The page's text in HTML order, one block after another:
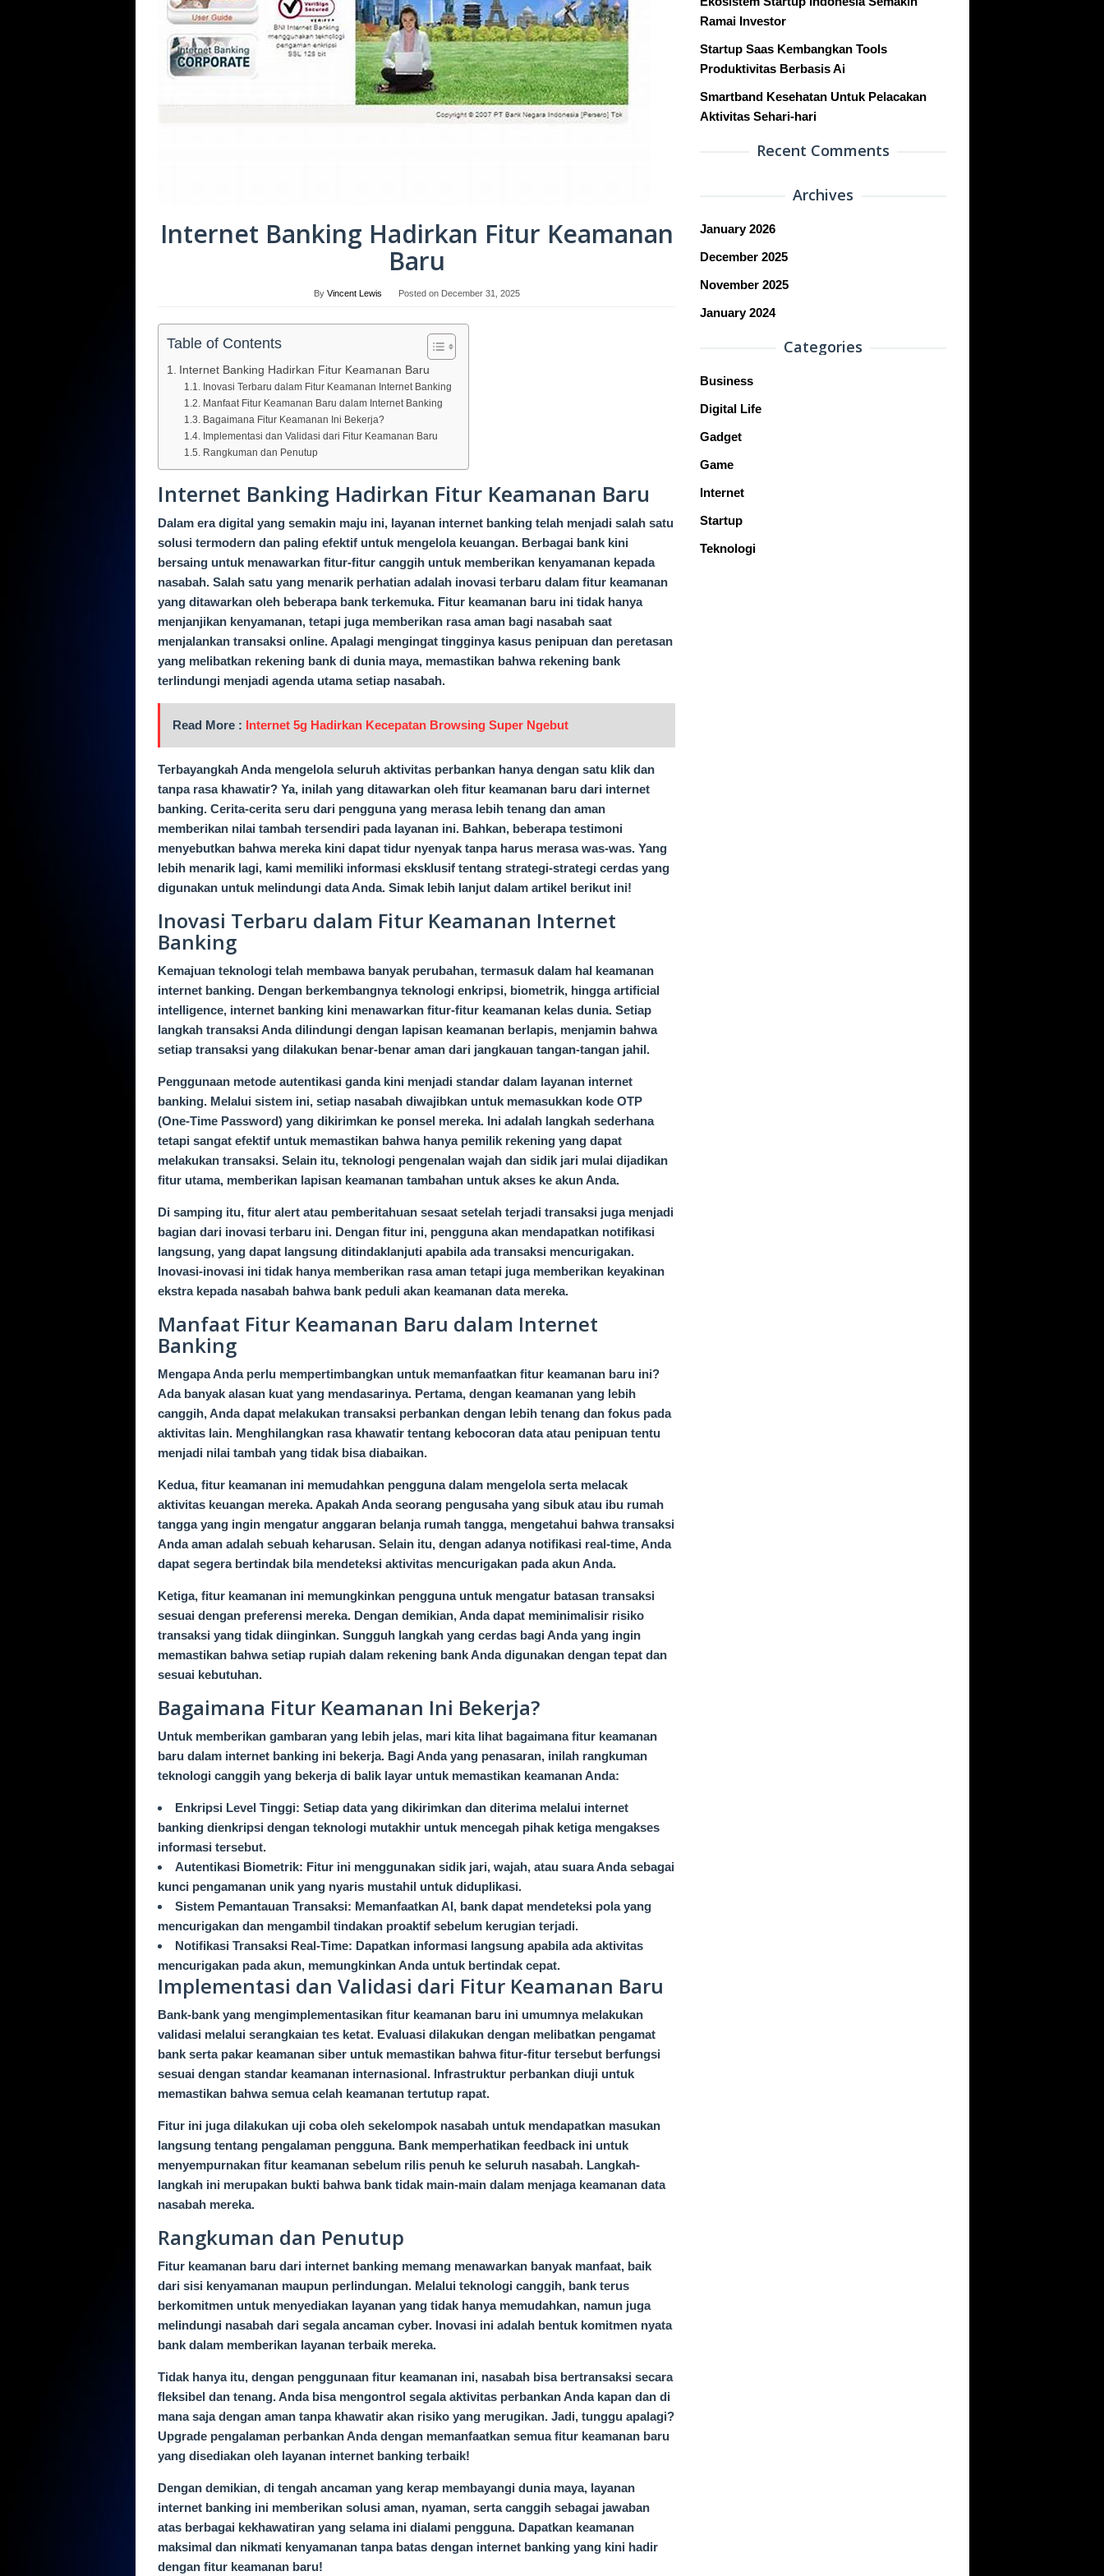
Internet Banking Hadirkan Fitur Keamanan
Baru
By Vincent Lewis Posted on December 31, 2025
Table of Contents
Internet Banking Hadirkan Fitur Keamanan Baru
Inovasi Terbaru dalam Fitur Keamanan Internet Banking
Manfaat Fitur Keamanan Baru dalam Internet Banking
Bagaimana Fitur Keamanan Ini Bekerja?
Implementasi dan Validasi dari Fitur Keamanan Baru
Rangkuman dan Penutup
Internet Banking Hadirkan Fitur Keamanan Baru
Dalam era digital yang semakin maju ini, layanan internet banking telah menjadi salah satu
solusi termodern dan paling efektif untuk mengelola keuangan. Berbagai bank kini
bersaing untuk menawarkan fitur-fitur canggih untuk memberikan kenyamanan kepada
nasabah. Salah satu yang menarik perhatian adalah inovasi terbaru dalam fitur keamanan
yang ditawarkan oleh beberapa bank terkemuka. Fitur keamanan baru ini tidak hanya
menjanjikan kenyamanan, tetapi juga memberikan rasa aman bagi nasabah saat
menjalankan transaksi online. Apalagi mengingat tingginya kasus penipuan dan peretasan
yang melibatkan rekening bank di dunia maya, memastikan bahwa rekening bank
terlindungi menjadi agenda utama setiap nasabah.
Read More : Internet 5g Hadirkan Kecepatan Browsing Super Ngebut
Terbayangkah Anda mengelola seluruh aktivitas perbankan hanya dengan satu klik dan
tanpa rasa khawatir? Ya, inilah yang ditawarkan oleh fitur keamanan baru dari internet
banking. Cerita-cerita seru dari pengguna yang merasa lebih tenang dan aman
memberikan nilai tambah tersendiri pada layanan ini. Bahkan, beberapa testimoni
menyebutkan bahwa mereka kini dapat tidur nyenyak tanpa harus merasa was-was. Yang
lebih menarik lagi, kami memiliki informasi eksklusif tentang strategi-strategi cerdas yang
digunakan untuk melindungi data Anda. Simak lebih lanjut dalam artikel berikut ini!
Inovasi Terbaru dalam Fitur Keamanan Internet
Banking
Kemajuan teknologi telah membawa banyak perubahan, termasuk dalam hal keamanan
internet banking. Dengan berkembangnya teknologi enkripsi, biometrik, hingga artificial
intelligence, internet banking kini menawarkan fitur-fitur keamanan kelas dunia. Setiap
langkah transaksi Anda dilindungi dengan lapisan keamanan berlapis, menjamin bahwa
setiap transaksi yang dilakukan benar-benar aman dari jangkauan tangan-tangan jahil.
Penggunaan metode autentikasi ganda kini menjadi standar dalam layanan internet
banking. Melalui sistem ini, setiap nasabah diwajibkan untuk memasukkan kode OTP
(One-Time Password) yang dikirimkan ke ponsel mereka. Ini adalah langkah sederhana
tetapi sangat efektif untuk memastikan bahwa hanya pemilik rekening yang dapat
melakukan transaksi. Selain itu, teknologi pengenalan wajah dan sidik jari mulai dijadikan
fitur utama, memberikan lapisan keamanan tambahan untuk akses ke akun Anda.
Di samping itu, fitur alert atau pemberitahuan sesaat setelah terjadi transaksi juga menjadi
bagian dari inovasi terbaru ini. Dengan fitur ini, pengguna akan mendapatkan notifikasi
langsung, yang dapat langsung ditindaklanjuti apabila ada transaksi mencurigakan.
Inovasi-inovasi ini tidak hanya memberikan rasa aman tetapi juga memberikan keyakinan
ekstra kepada nasabah bahwa bank peduli akan keamanan data mereka.
Manfaat Fitur Keamanan Baru dalam Internet
Banking
Mengapa Anda perlu mempertimbangkan untuk memanfaatkan fitur keamanan baru ini?
Ada banyak alasan kuat yang mendasarinya. Pertama, dengan keamanan yang lebih
canggih, Anda dapat melakukan transaksi perbankan dengan lebih tenang dan fokus pada
aktivitas lain. Menghilangkan rasa khawatir tentang kebocoran data atau penipuan tentu
menjadi nilai tambah yang tidak bisa diabaikan.
Kedua, fitur keamanan ini memudahkan pengguna dalam mengelola serta melacak
aktivitas keuangan mereka. Apakah Anda seorang pengusaha yang sibuk atau ibu rumah
tangga yang ingin mengatur anggaran belanja rumah tangga, mengetahui bahwa transaksi
Anda aman adalah sebuah keharusan. Selain itu, dengan adanya notifikasi real-time, Anda
dapat segera bertindak bila mendeteksi aktivitas mencurigakan pada akun Anda.
Ketiga, fitur keamanan ini memungkinkan pengguna untuk mengatur batasan transaksi
sesuai dengan preferensi mereka. Dengan demikian, Anda dapat meminimalisir risiko
transaksi yang tidak diinginkan. Sungguh langkah yang cerdas bagi Anda yang ingin
memastikan bahwa setiap rupiah dalam rekening bank Anda digunakan dengan tepat dan
sesuai kebutuhan.
Bagaimana Fitur Keamanan Ini Bekerja?
Untuk memberikan gambaran yang lebih jelas, mari kita lihat bagaimana fitur keamanan
baru dalam internet banking ini bekerja. Bagi Anda yang penasaran, inilah rangkuman
teknologi canggih yang bekerja di balik layar untuk memastikan keamanan Anda:
Enkripsi Level Tinggi: Setiap data yang dikirimkan dan diterima melalui internet
banking dienkripsi dengan teknologi mutakhir untuk mencegah pihak ketiga mengakses
informasi tersebut.
Autentikasi Biometrik: Fitur ini menggunakan sidik jari, wajah, atau suara Anda sebagai
kunci pengamanan unik yang nyaris mustahil untuk diduplikasi.
Sistem Pemantauan Transaksi: Memanfaatkan AI, bank dapat mendeteksi pola yang
mencurigakan dan mengambil tindakan proaktif sebelum kerugian terjadi.
Notifikasi Transaksi Real-Time: Dapatkan informasi langsung apabila ada aktivitas
mencurigakan pada akun, memungkinkan Anda untuk bertindak cepat.
Implementasi dan Validasi dari Fitur Keamanan Baru
Bank-bank yang mengimplementasikan fitur keamanan baru ini umumnya melakukan
validasi melalui serangkaian tes ketat. Evaluasi dilakukan dengan melibatkan pengamat
bank serta pakar keamanan siber untuk memastikan bahwa fitur-fitur tersebut berfungsi
sesuai dengan standar keamanan internasional. Infrastruktur perbankan diuji untuk
memastikan bahwa semua celah keamanan tertutup rapat.
Fitur ini juga dilakukan uji coba oleh sekelompok nasabah untuk mendapatkan masukan
langsung tentang pengalaman pengguna. Bank memperhatikan feedback ini untuk
menyempurnakan fitur keamanan sebelum rilis penuh ke seluruh nasabah. Langkah-
langkah ini merupakan bukti bahwa bank tidak main-main dalam menjaga keamanan data
nasabah mereka.
Rangkuman dan Penutup
Fitur keamanan baru dari internet banking memang menawarkan banyak manfaat, baik
dari sisi kenyamanan maupun perlindungan. Melalui teknologi canggih, bank terus
berkomitmen untuk menyediakan layanan yang tidak hanya memudahkan, namun juga
melindungi nasabah dari segala ancaman cyber. Inovasi ini adalah bentuk komitmen nyata
bank dalam memberikan layanan terbaik mereka.
Tidak hanya itu, dengan penggunaan fitur keamanan ini, nasabah bisa bertransaksi secara
fleksibel dan tenang. Anda bisa mengontrol segala aktivitas perbankan Anda kapan dan di
mana saja dengan aman tanpa khawatir akan risiko yang merugikan. Jadi, tunggu apalagi?
Upgrade pengalaman perbankan Anda dengan memanfaatkan semua fitur keamanan baru
yang disediakan oleh layanan internet banking terbaik!
Dengan demikian, di tengah ancaman yang kerap membayangi dunia maya, layanan
internet banking ini memberikan solusi aman, nyaman, serta canggih sebagai jawaban
atas berbagai kekhawatiran yang selama ini dialami pengguna. Dapatkan keamanan
maksimal dan nikmati kenyamanan tanpa batas dengan internet banking yang kini hadir
dengan fitur keamanan baru!
Ramai Investor
Startup Saas Kembangkan Tools
Produktivitas Berbasis Ai
Smartband Kesehatan Untuk Pelacakan
Aktivitas Sehari-hari
Recent Comments
Archives
January 2026
December 2025
November 2025
January 2024
Categories
Business
Digital Life
Gadget
Game
Internet
Startup
Teknologi